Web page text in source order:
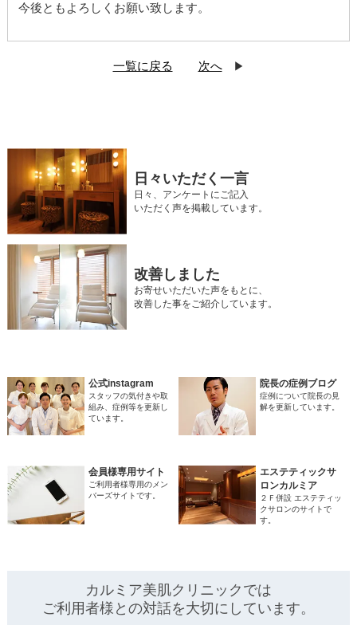
今後ともよろしくお願い致します。
一覧に戻る 次へ
日々いただく一言
日々、アンケートにご記入
いただく声を掲載しています。
改善しました
お寄せいただいた声をもとに、
改善した事をご紹介しています。
公式instagram
スタッフの気付きや取
組み、症例等を更新し
ています。
院長の症例ブログ
症例について院長の見
解を更新しています。
会員様専用サイト
ご利用者様専用のメン
バーズサイトです。
エステティックサ
ロンカルミア
２Ｆ併設 エステティッ
クサロンのサイトで
す。
カルミア美肌クリニックでは
ご利用者様との対話を大切にしています。